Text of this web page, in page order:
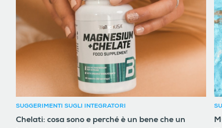
SUGGERIMENTI SUGLI INTEGRATORI
Chelati: cosa sono e perché è un bene che un